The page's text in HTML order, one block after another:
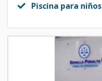
Piscina para niños